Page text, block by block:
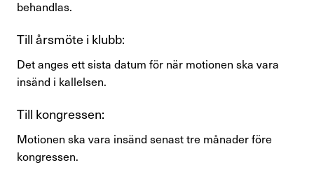
behandlas.
Till årsmöte i klubb:
Det anges ett sista datum för när motionen ska vara
insänd i kallelsen.
Till kongressen:
Motionen ska vara insänd senast tre månader före
kongressen.